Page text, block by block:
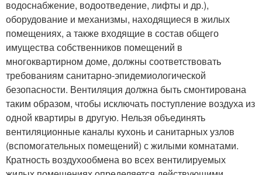
водоснабжение, водоотведение, лифты и др.),
оборудование и механизмы, находящиеся в жилых
помещениях, а также входящие в состав общего
имущества собственников помещений в
многоквартирном доме, должны соответствовать
требованиям санитарно-эпидемиологической
безопасности. Вентиляция должна быть смонтирована
таким образом, чтобы исключать поступление воздуха из
одной квартиры в другую. Нельзя объединять
вентиляционные каналы кухонь и санитарных узлов
(вспомогательных помещений) с жилыми комнатами.
Кратность воздухообмена во всех вентилируемых